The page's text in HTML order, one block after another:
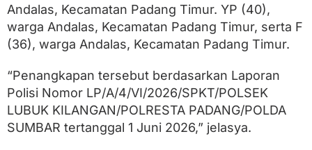
s
i
l
D
a
m
a
n
k
Andalas, Kecamatan Padang Timur. YP (40),
warga Andalas, Kecamatan Padang Timur, serta F
(36), warga Andalas, Kecamatan Padang Timur.
“Penangkapan tersebut berdasarkan Laporan
Polisi Nomor LP/A/4/VI/2026/SPKT/POLSEK
LUBUK KILANGAN/POLRESTA PADANG/POLDA
SUMBAR tertanggal 1 Juni 2026,” jelasya.